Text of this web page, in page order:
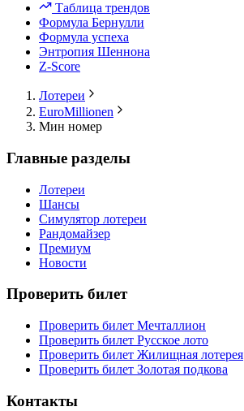
Таблица трендов
Формула Бернулли
Формула успеха
Энтропия Шеннона
Z-Score
Лотереи
EuroMillionen
Мин номер
Главные разделы
Лотереи
Шансы
Симулятор лотереи
Рандомайзер
Премиум
Новости
Проверить билет
Проверить билет Мечталлион
Проверить билет Русское лото
Проверить билет Жилищная лотерея
Проверить билет Золотая подкова
Контакты